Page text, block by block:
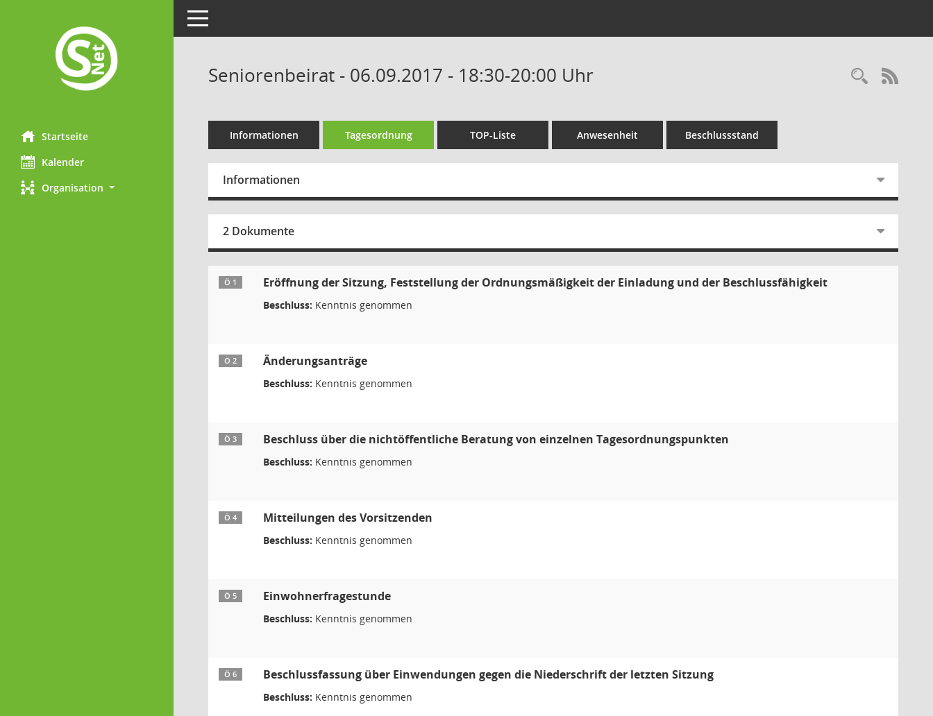
Startseite
Kalender
Organisation
Toggle navigation
Seniorenbeirat - 06.09.2017 - 18:30-20:00 Uhr
Informationen Tagesordnung TOP-Liste Anwesenheit Beschlussstand
Informationen
2 Dokumente
Ö 1 Eröffnung der Sitzung, Feststellung der Ordnungsmäßigkeit der Einladung und der Beschlussfähigkeit
Beschluss: Kenntnis genommen
Ö 2 Änderungsanträge
Beschluss: Kenntnis genommen
Ö 3 Beschluss über die nichtöffentliche Beratung von einzelnen Tagesordnungspunkten
Beschluss: Kenntnis genommen
Ö 4 Mitteilungen des Vorsitzenden
Beschluss: Kenntnis genommen
Ö 5 Einwohnerfragestunde
Beschluss: Kenntnis genommen
Ö 6 Beschlussfassung über Einwendungen gegen die Niederschrift der letzten Sitzung
Beschluss: Kenntnis genommen